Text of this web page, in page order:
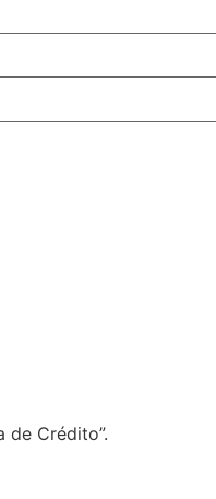
de Crédito”.